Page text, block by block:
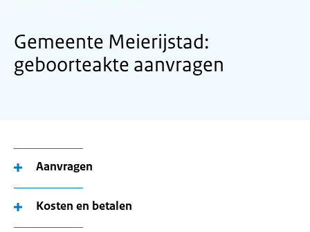
Gemeente Meierijstad:
geboorteakte aanvragen
Aanvragen
Kosten en betalen